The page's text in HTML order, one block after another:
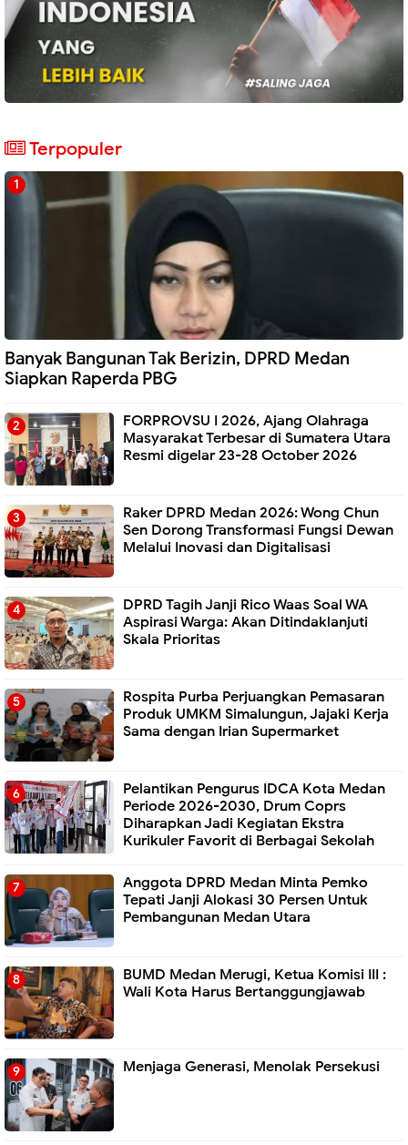
Terpopuler
Banyak Bangunan Tak Berizin, DPRD Medan
Siapkan Raperda PBG
FORPROVSU I 2026, Ajang Olahraga
Masyarakat Terbesar di Sumatera Utara
Resmi digelar 23-28 October 2026
Raker DPRD Medan 2026: Wong Chun
Sen Dorong Transformasi Fungsi Dewan
Melalui Inovasi dan Digitalisasi
DPRD Tagih Janji Rico Waas Soal WA
Aspirasi Warga: Akan Ditindaklanjuti
Skala Prioritas
Rospita Purba Perjuangkan Pemasaran
Produk UMKM Simalungun, Jajaki Kerja
Sama dengan Irian Supermarket
Pelantikan Pengurus IDCA Kota Medan
Periode 2026-2030, Drum Coprs
Diharapkan Jadi Kegiatan Ekstra
Kurikuler Favorit di Berbagai Sekolah
Anggota DPRD Medan Minta Pemko
Tepati Janji Alokasi 30 Persen Untuk
Pembangunan Medan Utara
BUMD Medan Merugi, Ketua Komisi III :
Wali Kota Harus Bertanggungjawab
Menjaga Generasi, Menolak Persekusi